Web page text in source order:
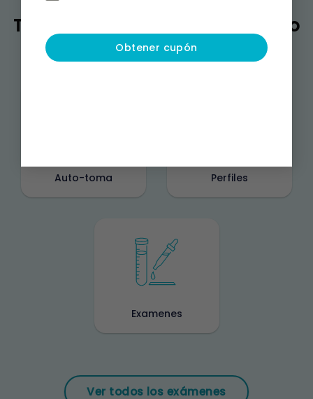
Obtener cupón
También puedes estar buscando
Auto-toma Perfiles
Examenes
Ver todos los exámenes